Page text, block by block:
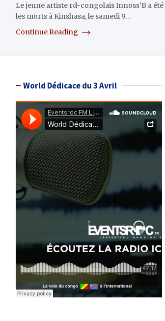
Le jeune artiste rd-congolais Innoss’B a
les morts à Kinshasa, le samedi 9…
Continue Reading
World Dédicace du 3 Avril